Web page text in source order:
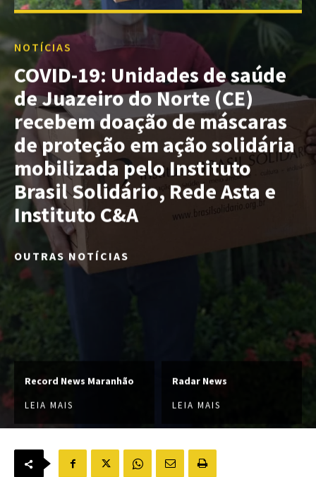
NOTÍCIAS
COVID-19: Unidades de saúde
de Juazeiro do Norte (CE)
recebem doação de máscaras
de proteção em ação solidária
mobilizada pelo Instituto
Brasil Solidário, Rede Asta e
Instituto C&A
OUTRAS NOTÍCIAS
Record News Maranhão
LEIA MAIS
Radar News
LEIA MAIS